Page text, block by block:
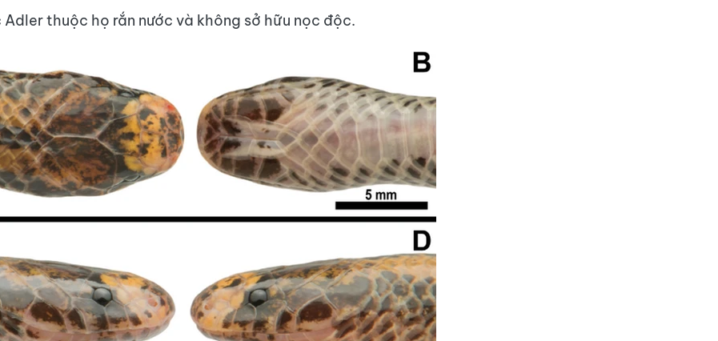
Adler thuộc họ rắn nước và không sở hữu nọc độc.